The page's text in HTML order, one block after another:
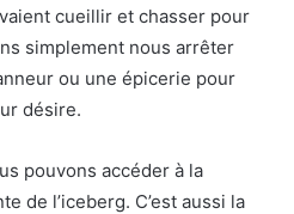
cueillir et chasser pour
simplement nous arrêter
ou une épicerie pour
désire.
pouvons accéder à la
de l’iceberg. C’est aussi la